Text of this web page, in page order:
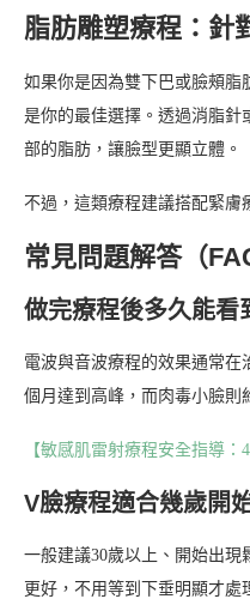
脂肪雕塑療程：針
如果你是因為雙下巴或臉頰脂
是你的最佳選擇。透過消脂針
部的脂肪，讓臉型更顯立體。
不過，這類療程建議搭配緊膚
常見問題解答（
做完療程後多久能看
電波與音波療程的效果通常在
個月達到高峰，而肉毒小臉則
【敏感肌雷射療程安全指導：
V臉療程適合幾歲開
一般建議30歲以上、開始出
更好，不用等到下垂明顯才處